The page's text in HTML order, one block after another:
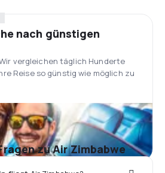
nach günstigen
vergleichen täglich Hunderte
Reise so günstig wie möglich zu
zu Air Zimbabwe